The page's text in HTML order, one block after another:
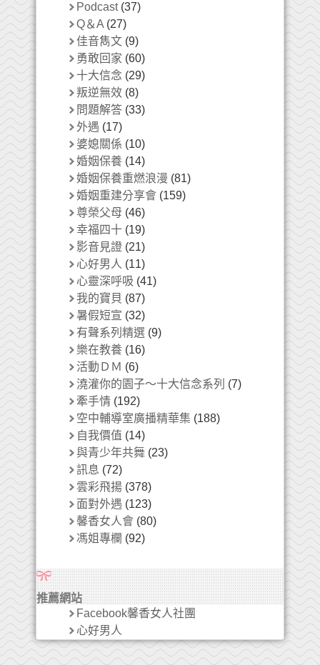
Podcast(37)
Q＆A (27)
佳音雋文 (9)
勇敢回家 (60)
十大信念 (29)
叛逆無效 (8)
問題解答 (33)
外遇 (17)
婆媳關係 (10)
婚姻保養 (14)
婚姻保養重燃浪漫 (81)
婚姻重建分享會 (159)
尊榮父母 (46)
幸福四十 (19)
影音見證 (21)
心好男人 (11)
心靈深呼吸 (41)
我的寶貝 (87)
暑假短宣 (32)
有聲系列精選 (9)
樂在教養 (16)
活動ＤＭ (6)
澆灌你的園子～十大信念系列 (7)
牽手情 (192)
空中輔導室廣播精華集 (188)
自我價值 (14)
與青少年共舞 (23)
訊息 (72)
雲彩飛揚 (378)
面對外遇 (123)
馨香女人會 (80)
馮姐專欄 (92)
推薦網站
Facebook馨香女人社團
心好男人